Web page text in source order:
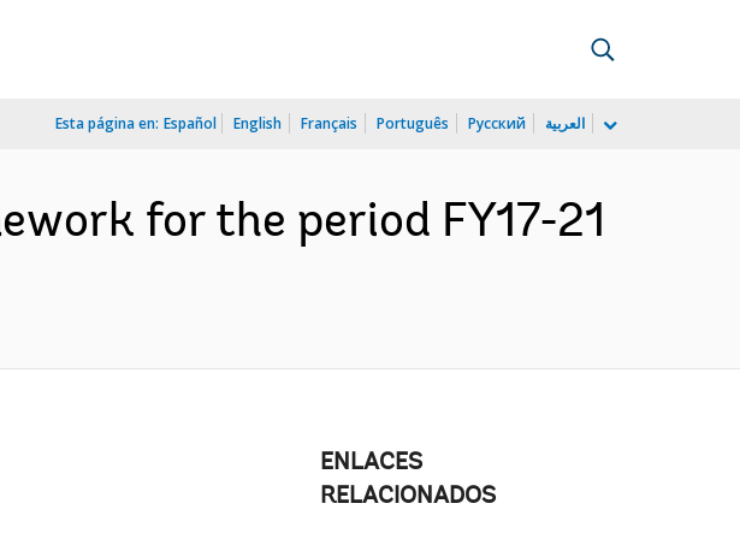
Esta página en: Español English Français Português Русский العربية
for the period FY17-21
ENLACES
RELACIONADOS